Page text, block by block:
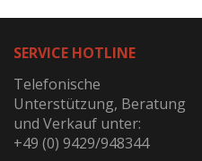
SERVICE HOTLINE
Telefonische
Unterstützung, Beratung
und Verkauf unter:
+49 (0) 9429/948344